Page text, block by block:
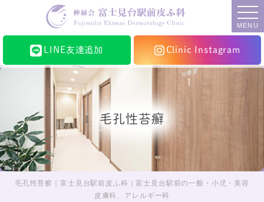
MENU
LINE友達追加 Clinic Instagram
毛孔性苔癬
毛孔性苔癬｜富士見台駅前皮ふ科｜富士見台駅前の一般・小児・美容
皮膚科、アレルギー科